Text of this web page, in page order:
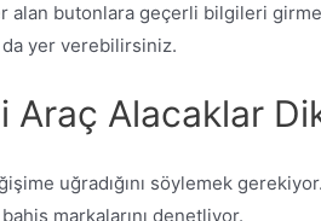
butonlara geçerli bilgileri
da yer verebilirsiniz.
Araç Alacaklar
uğradığını söylemek
markalarını denetliyor.